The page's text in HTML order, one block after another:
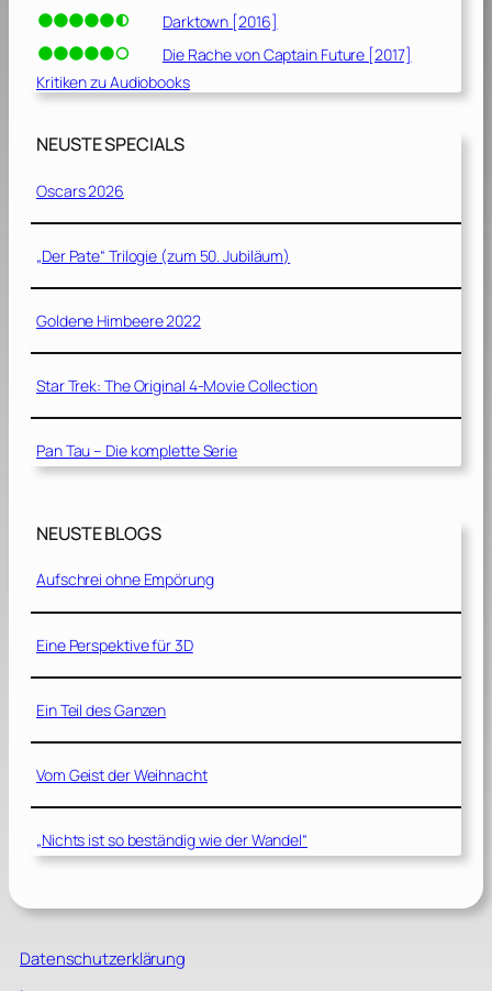
Darktown [2016]
Die Rache von Captain Future [2017]
Kritiken zu Audiobooks
NEUSTE SPECIALS
Oscars 2026
„Der Pate“ Trilogie (zum 50. Jubiläum)
Goldene Himbeere 2022
Star Trek: The Original 4-Movie Collection
Pan Tau – Die komplette Serie
NEUSTE BLOGS
Aufschrei ohne Empörung
Eine Perspektive für 3D
Ein Teil des Ganzen
Vom Geist der Weihnacht
„Nichts ist so beständig wie der Wandel“
Datenschutzerklärung